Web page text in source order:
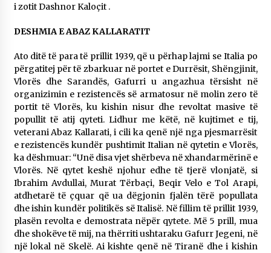
i zotit Dashnor Kaloçit .
DESHMIA E ABAZ KALLARATIT
Ato ditë të para të prillit 1939, që u përhap lajmi se Italia po
përgatitej për të zbarkuar në portet e Durrësit, Shëngjinit,
Vlorës dhe Sarandës, Gafurri u angazhua tërsisht në
organizimin e rezistencës së armatosur në molin zero të
portit të Vlorës, ku kishin nisur dhe revoltat masive të
popullit të atij qyteti. Lidhur me këtë, në kujtimet e tij,
veterani Abaz Kallarati, i cili ka qenë një nga pjesmarrësit
e rezistencës kundër pushtimit Italian në qytetin e Vlorës,
ka dëshmuar: “Unë disa vjet shërbeva në xhandarmërinë e
Vlorës. Në qytet keshë njohur edhe të tjerë vlonjatë, si
Ibrahim Avdullai, Murat Tërbaçi, Beqir Velo e Tol Arapi,
atdhetarë të çquar që ua dëgjonin fjalën tërë popullata
dhe ishin kundër politikës së Italisë. Në fillim të prillit 1939,
plasën revolta e demostrata nëpër qytete. Më 5 prill, mua
dhe shokëve të mij, na thërriti ushtaraku Gafurr Jegeni, në
një lokal në Skelë. Ai kishte qenë në Tiranë dhe i kishin